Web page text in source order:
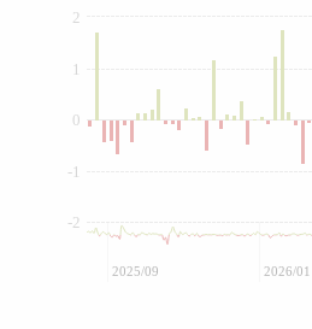
0
-2
-1
1
2
2025/09 2026/01